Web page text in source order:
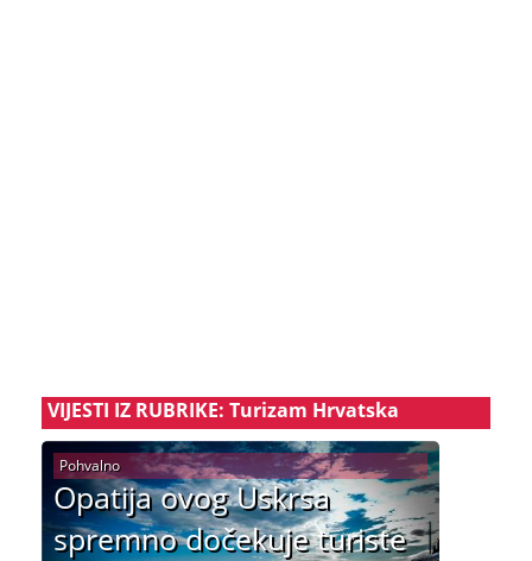
VIJESTI IZ RUBRIKE: Turizam Hrvatska
Opatija ovog Uskrsa
spremno dočekuje turiste
Pohvalno